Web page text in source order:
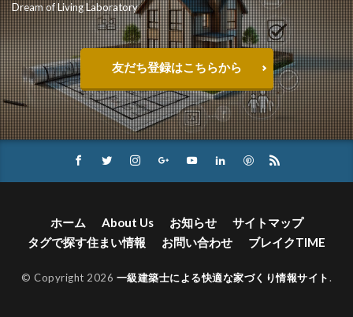
Dream of Living Laboratory
友だち登録はこちらから
ホーム About Us お知らせ
サイトマップ
タグで探す住まい情報
お問い合わせ ブレイクTIME
© Copyright 2026 一級建築士による快適な家づくり情報サイト.